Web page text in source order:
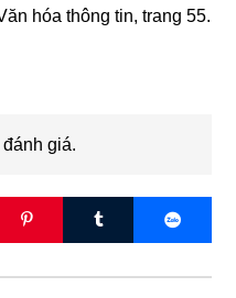
hóa thông tin, trang 55.
giá.